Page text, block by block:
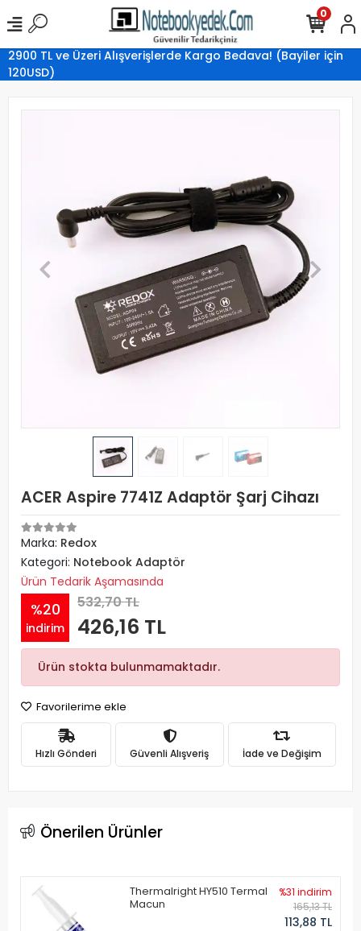
2900 TL ve Üzeri Alışverişlerde Kargo Bedava! (Bayiler için
120USD)
0
ACER Aspire 7741Z Adaptör Şarj Cihazı
Marka: Redox
Kategori: Notebook Adaptör
Ürün Tedarik Aşamasında
%20
indirim
532,70 TL
426,16 TL
Ürün stokta bulunmamaktadır.
Favorilerime ekle
Hızlı Gönderi Güvenli Alışveriş İade ve Değişim
Önerilen Ürünler
Thermalright HY510 Termal
Macun
%31 indirim
165,13 TL
113,88 TL